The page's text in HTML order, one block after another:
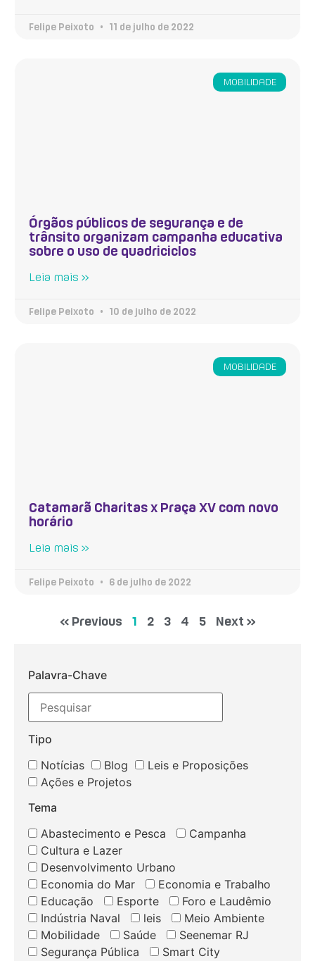
Felipe Peixoto 11 de julho de 2022
MOBILIDADE
Órgãos públicos de segurança e de
trânsito organizam campanha educativa
sobre o uso de quadriciclos
Leia mais »
Felipe Peixoto 10 de julho de 2022
MOBILIDADE
Catamarã Charitas x Praça XV com novo
horário
Leia mais »
Felipe Peixoto 6 de julho de 2022
« Previous 1 2 3 4 5 Next »
Palavra-Chave
Tipo
Notícias
Blog
Leis e Proposições
Ações e Projetos
Tema
Abastecimento e Pesca
Campanha
Cultura e Lazer
Desenvolvimento Urbano
Economia do Mar
Economia e Trabalho
Educação
Esporte
Foro e Laudêmio
Indústria Naval
leis
Meio Ambiente
Mobilidade
Saúde
Seenemar RJ
Segurança Pública
Smart City